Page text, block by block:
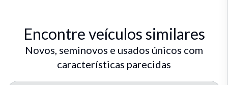
Encontre veículos similares
Novos, seminovos e usados únicos com
características parecidas